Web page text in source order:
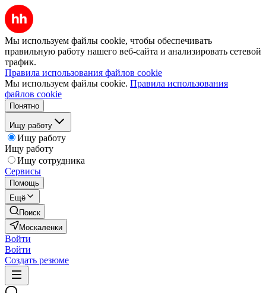
Мы используем файлы cookie, чтобы обеспечивать
правильную работу нашего веб-сайта и анализировать сетевой
трафик.
Правила использования файлов cookie
Мы используем файлы cookie. Правила использования
файлов cookie
Понятно
Ищу работу
Ищу работу
Ищу работу
Ищу сотрудника
Сервисы
Помощь
Ещё
Поиск
Москаленки
Войти
Войти
Создать резюме